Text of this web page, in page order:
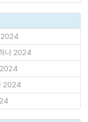
2024
나 2024
2024
2024